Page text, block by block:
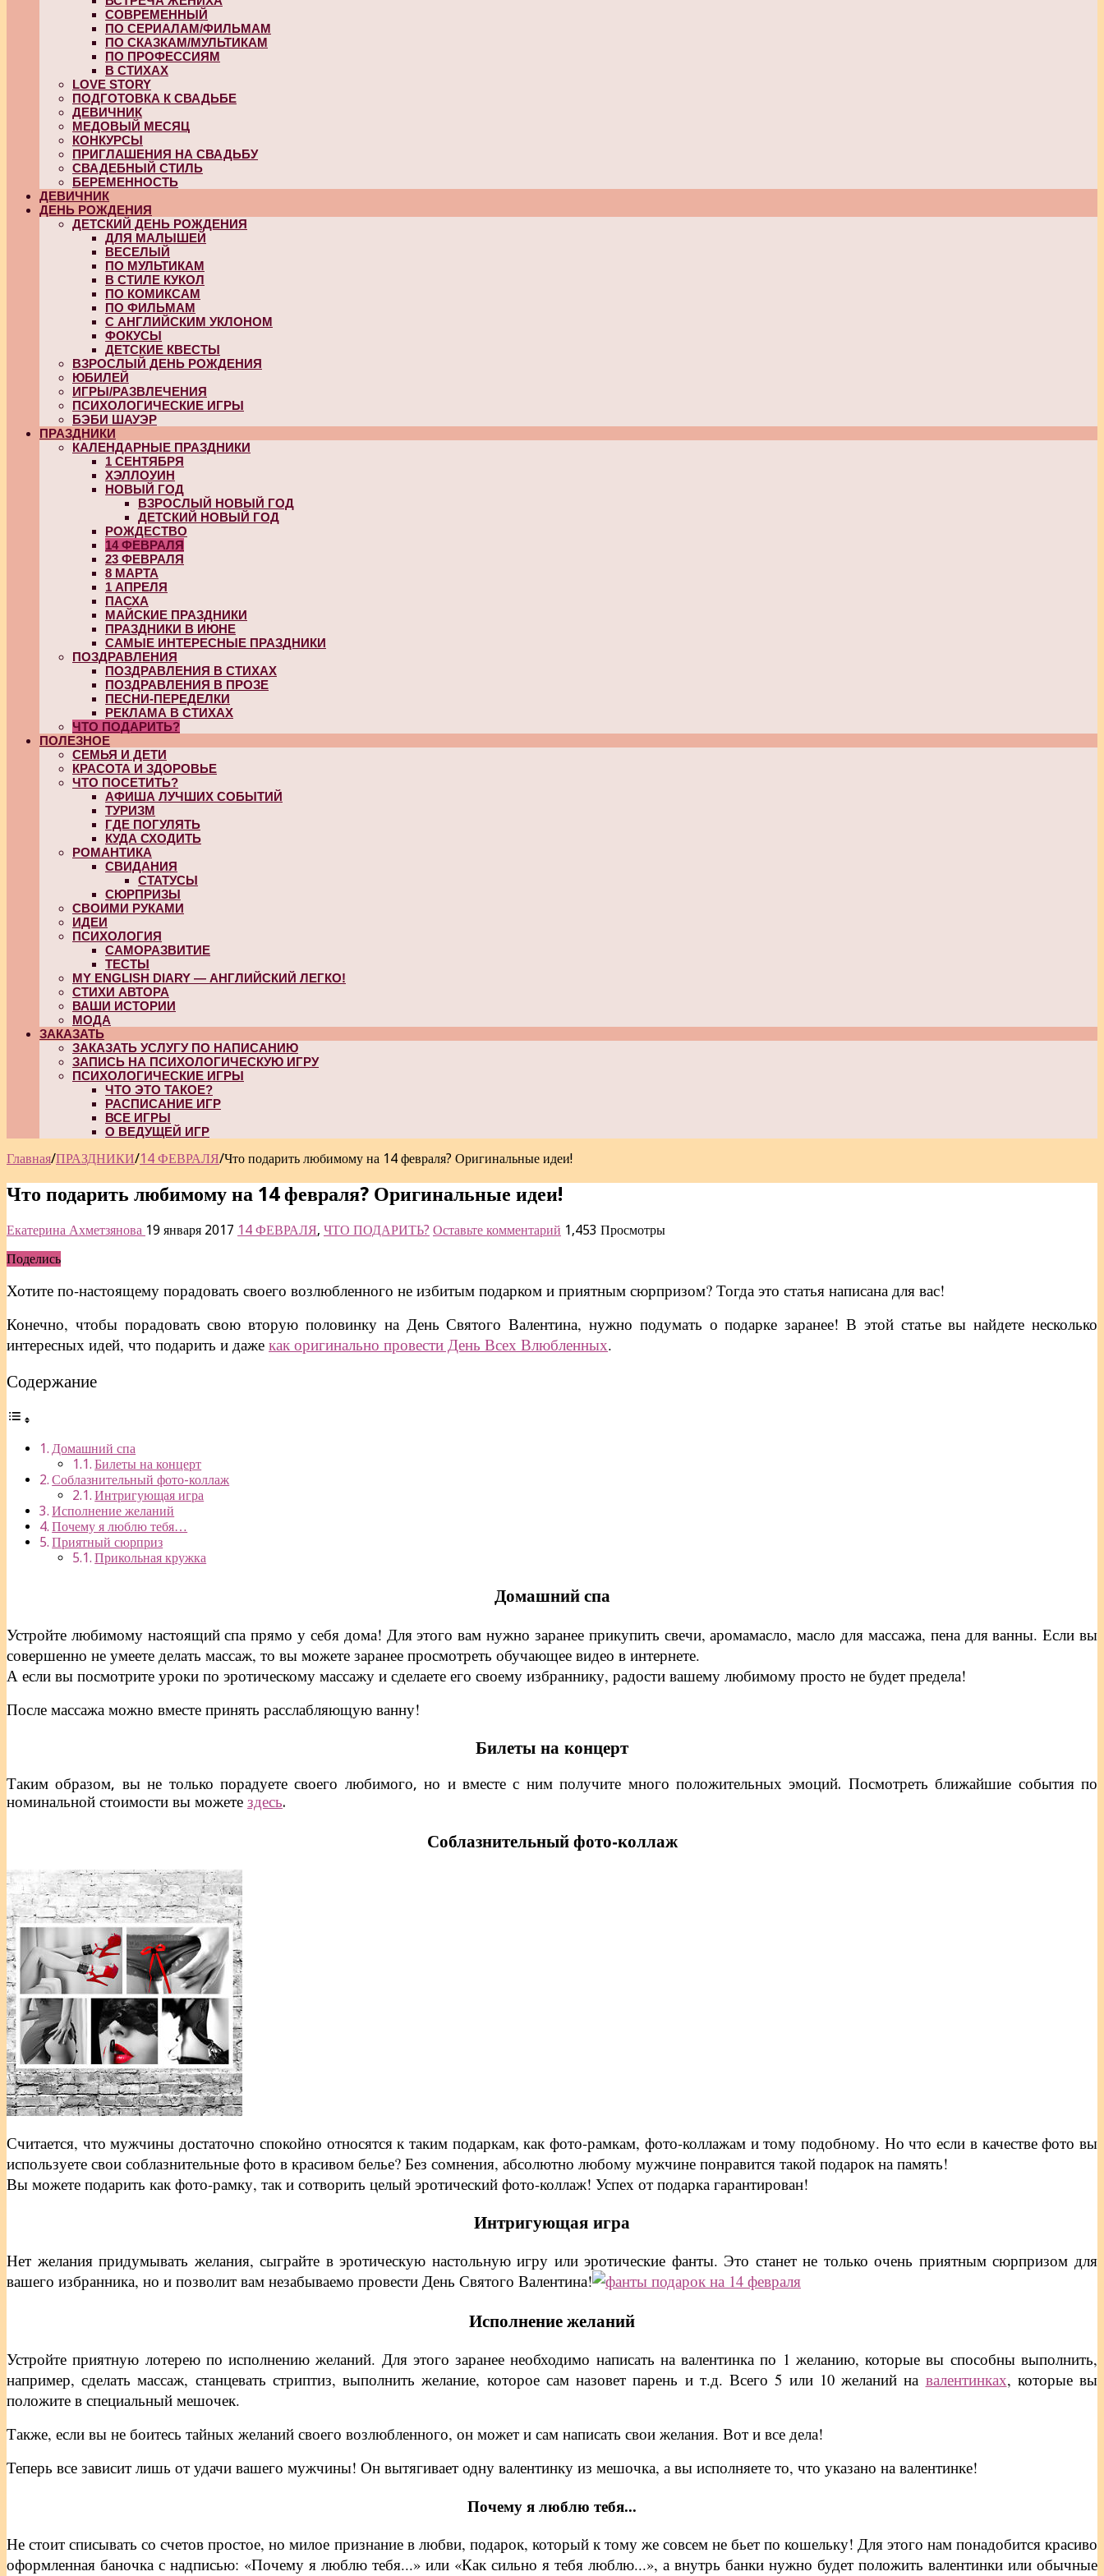
СОВРЕМЕННЫЙ
ПО СЕРИАЛАМ/ФИЛЬМАМ
ПО СКАЗКАМ/МУЛЬТИКАМ
ПО ПРОФЕССИЯМ
В СТИХАХ
LOVE STORY
ПОДГОТОВКА К СВАДЬБЕ
ДЕВИЧНИК
МЕДОВЫЙ МЕСЯЦ
КОНКУРСЫ
ПРИГЛАШЕНИЯ НА СВАДЬБУ
СВАДЕБНЫЙ СТИЛЬ
БЕРЕМЕННОСТЬ
ДЕВИЧНИК
ДЕНЬ РОЖДЕНИЯ
ДЕТСКИЙ ДЕНЬ РОЖДЕНИЯ
ДЛЯ МАЛЫШЕЙ
ВЕСЕЛЫЙ
ПО МУЛЬТИКАМ
В СТИЛЕ КУКОЛ
ПО КОМИКСАМ
ПО ФИЛЬМАМ
С АНГЛИЙСКИМ УКЛОНОМ
ФОКУСЫ
ДЕТСКИЕ КВЕСТЫ
ВЗРОСЛЫЙ ДЕНЬ РОЖДЕНИЯ
ЮБИЛЕЙ
ИГРЫ/РАЗВЛЕЧЕНИЯ
ПСИХОЛОГИЧЕСКИЕ ИГРЫ
БЭБИ ШАУЭР
ПРАЗДНИКИ
КАЛЕНДАРНЫЕ ПРАЗДНИКИ
1 СЕНТЯБРЯ
ХЭЛЛОУИН
НОВЫЙ ГОД
ВЗРОСЛЫЙ НОВЫЙ ГОД
ДЕТСКИЙ НОВЫЙ ГОД
РОЖДЕСТВО
14 ФЕВРАЛЯ
23 ФЕВРАЛЯ
8 МАРТА
1 АПРЕЛЯ
ПАСХА
МАЙСКИЕ ПРАЗДНИКИ
ПРАЗДНИКИ В ИЮНЕ
САМЫЕ ИНТЕРЕСНЫЕ ПРАЗДНИКИ
ПОЗДРАВЛЕНИЯ
ПОЗДРАВЛЕНИЯ В СТИХАХ
ПОЗДРАВЛЕНИЯ В ПРОЗЕ
ПЕСНИ-ПЕРЕДЕЛКИ
РЕКЛАМА В СТИХАХ
ЧТО ПОДАРИТЬ?
ПОЛЕЗНОЕ
СЕМЬЯ И ДЕТИ
КРАСОТА И ЗДОРОВЬЕ
ЧТО ПОСЕТИТЬ?
АФИША ЛУЧШИХ СОБЫТИЙ
ТУРИЗМ
ГДЕ ПОГУЛЯТЬ
КУДА СХОДИТЬ
РОМАНТИКА
СВИДАНИЯ
СТАТУСЫ
СЮРПРИЗЫ
СВОИМИ РУКАМИ
ИДЕИ
ПСИХОЛОГИЯ
САМОРАЗВИТИЕ
ТЕСТЫ
MY ENGLISH DIARY — АНГЛИЙСКИЙ ЛЕГКО!
СТИХИ АВТОРА
ВАШИ ИСТОРИИ
МОДА
ЗАКАЗАТЬ
ЗАКАЗАТЬ УСЛУГУ ПО НАПИСАНИЮ
ЗАПИСЬ НА ПСИХОЛОГИЧЕСКУЮ ИГРУ
ПСИХОЛОГИЧЕСКИЕ ИГРЫ
ЧТО ЭТО ТАКОЕ?
РАСПИСАНИЕ ИГР
ВСЕ ИГРЫ
О ВЕДУЩЕЙ ИГР
Главная/ПРАЗДНИКИ/14 ФЕВРАЛЯ/Что подарить любимому на 14 февраля? Оригинальные идеи!
Что подарить любимому на 14 февраля? Оригинальные идеи!
Екатерина Ахметзянова 19 января 2017 14 ФЕВРАЛЯ, ЧТО ПОДАРИТЬ? Оставьте комментарий 1,453 Просмотры
Поделись
Хотите по-настоящему порадовать своего возлюбленного не избитым подарком и приятным сюрпризом? Тогда это статья написана для вас!
Конечно, чтобы порадовать свою вторую половинку на День Святого Валентина, нужно подумать о подарке заранее! В этой статье вы найдете несколько
интересных идей, что подарить и даже как оригинально провести День Всех Влюбленных.
Содержание
Домашний спа
Билеты на концерт
Соблазнительный фото-коллаж
Интригующая игра
Исполнение желаний
Почему я люблю тебя…
Приятный сюрприз
Прикольная кружка
Домашний спа
Устройте любимому настоящий спа прямо у себя дома! Для этого вам нужно заранее прикупить свечи, аромамасло, масло для массажа, пена для ванны. Если вы
совершенно не умеете делать массаж, то вы можете заранее просмотреть обучающее видео в интернете.
А если вы посмотрите уроки по эротическому массажу и сделаете его своему избраннику, радости вашему любимому просто не будет предела!
После массажа можно вместе принять расслабляющую ванну!
Билеты на концерт
Таким образом, вы не только порадуете своего любимого, но и вместе с ним получите много положительных эмоций. Посмотреть ближайшие события по
номинальной стоимости вы можете здесь.
Соблазнительный фото-коллаж
Считается, что мужчины достаточно спокойно относятся к таким подаркам, как фото-рамкам, фото-коллажам и тому подобному. Но что если в качестве фото вы
используете свои соблазнительные фото в красивом белье? Без сомнения, абсолютно любому мужчине понравится такой подарок на память!
Вы можете подарить как фото-рамку, так и сотворить целый эротический фото-коллаж! Успех от подарка гарантирован!
Интригующая игра
Нет желания придумывать желания, сыграйте в эротическую настольную игру или эротические фанты. Это станет не только очень приятным сюрпризом для
вашего избранника, но и позволит вам незабываемо провести День Святого Валентина!
Исполнение желаний
Устройте приятную лотерею по исполнению желаний. Для этого заранее необходимо написать на валентинка по 1 желанию, которые вы способны выполнить,
например, сделать массаж, станцевать стриптиз, выполнить желание, которое сам назовет парень и т.д. Всего 5 или 10 желаний на валентинках, которые вы
положите в специальный мешочек.
Также, если вы не боитесь тайных желаний своего возлюбленного, он может и сам написать свои желания. Вот и все дела!
Теперь все зависит лишь от удачи вашего мужчины! Он вытягивает одну валентинку из мешочка, а вы исполняете то, что указано на валентинке!
Почему я люблю тебя...
Не стоит списывать со счетов простое, но милое признание в любви, подарок, который к тому же совсем не бьет по кошельку! Для этого нам понадобится красиво
оформленная баночка с надписью: «Почему я люблю тебя...» или «Как сильно я тебя люблю...», а внутрь банки нужно будет положить валентинки или обычные